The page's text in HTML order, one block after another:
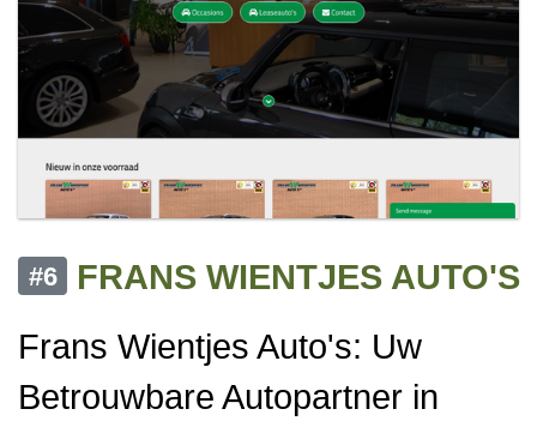
#6
FRANS WIENTJES AUTO'S
Frans Wientjes Auto's: Uw
Betrouwbare Autopartner in